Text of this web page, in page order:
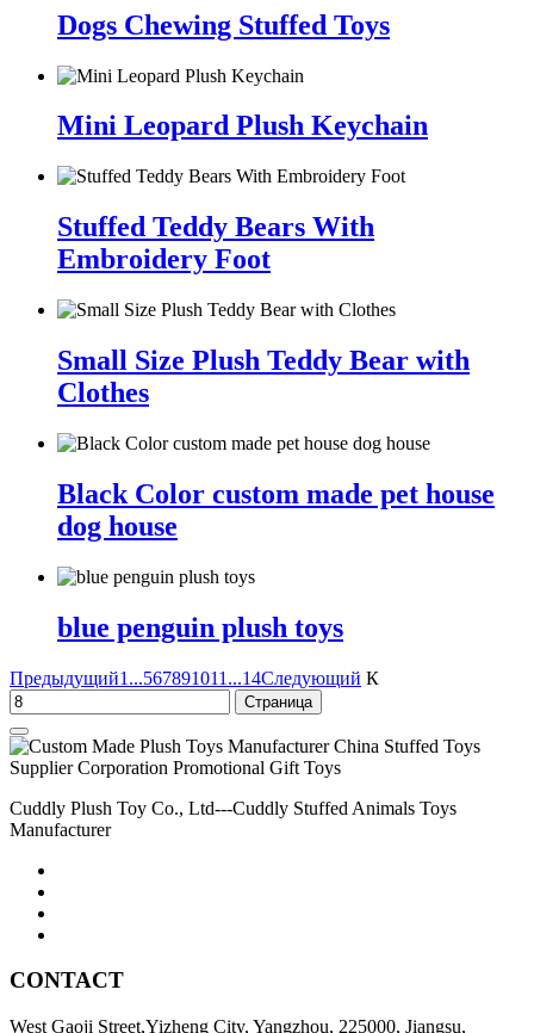
Dogs Chewing Stuffed Toys
Mini Leopard Plush Keychain
Stuffed Teddy Bears With
Embroidery Foot
Small Size Plush Teddy Bear with
Clothes
Black Color custom made pet house
dog house
blue penguin plush toys
Предыдущий1...567891011 ...14Следующий К
Cuddly Plush Toy Co., Ltd---Cuddly Stuffed Animals Toys
Manufacturer
CONTACT
West Gaoji Street,Yizheng City, Yangzhou, 225000, Jiangsu,